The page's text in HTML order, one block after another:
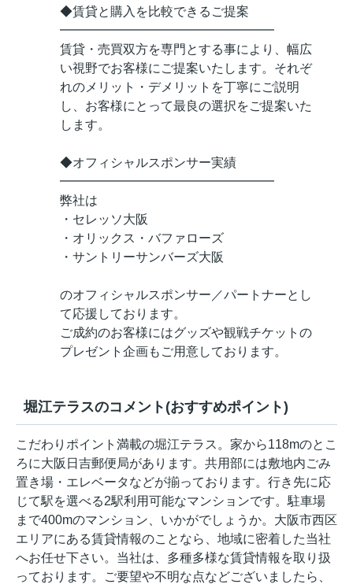
◆賃貸と購入を比較できるご提案
━━━━━━━━━━━━━━━━━
賃貸・売買双方を専門とする事により、幅広
い視野でお客様にご提案いたします。それぞ
れのメリット・デメリットを丁寧にご説明
し、お客様にとって最良の選択をご提案いた
します。
◆オフィシャルスポンサー実績
━━━━━━━━━━━━━━━━━
弊社は
・セレッソ大阪
・オリックス・バファローズ
・サントリーサンバーズ大阪
のオフィシャルスポンサー／パートナーとし
て応援しております。
ご成約のお客様にはグッズや観戦チケットの
プレゼント企画もご用意しております。
堀江テラスのコメント(おすすめポイント)
こだわりポイント満載の堀江テラス。家から118mのとこ
ろに大阪日吉郵便局があります。共用部には敷地内ごみ
置き場・エレベータなどが揃っております。行き先に応
じて駅を選べる2駅利用可能なマンションです。駐車場
まで400mのマンション、いかがでしょうか。大阪市西区
エリアにある賃貸情報のことなら、地域に密着した当社
へお任せ下さい。当社は、多種多様な賃貸情報を取り扱
っております。ご要望や不明な点などございましたら、